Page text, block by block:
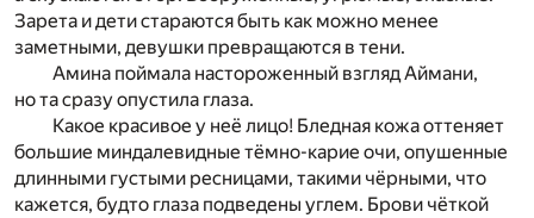
Зарета и дети стараются быть как можно менее
заметными, девушки превращаются в тени.
Амина поймала настороженный взгляд Аймани,
но та сразу опустила глаза.
Какое красивое у неё лицо! Бледная кожа оттеняет
большие миндалевидные тёмно-карие очи, опушенные
длинными густыми ресницами, такими чёрными, что
кажется, будто глаза подведены углем. Брови чёткой